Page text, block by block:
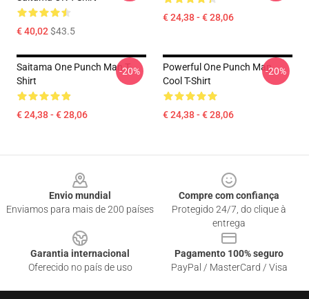
€ 40,02$43.5
€ 24,38 - € 28,06
Saitama One Punch Man T-
Shirt
€ 24,38 - € 28,06
-20%
Powerful One Punch Man
Cool T-Shirt
€ 24,38 - € 28,06
-20%
Envio mundial
Enviamos para mais de 200 países
Compre com confiança
Protegido 24/7, do clique à
entrega
Garantia internacional
Oferecido no país de uso
Pagamento 100% seguro
PayPal / MasterCard / Visa